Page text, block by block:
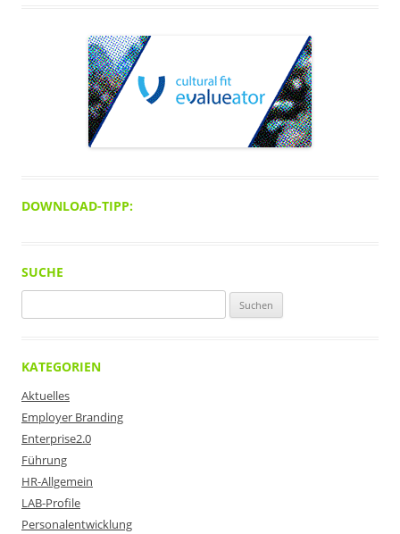
DOWNLOAD-TIPP:
SUCHE
nach:
KATEGORIEN
Aktuelles
Employer Branding
Enterprise2.0
Führung
HR-Allgemein
LAB-Profile
Personalentwicklung